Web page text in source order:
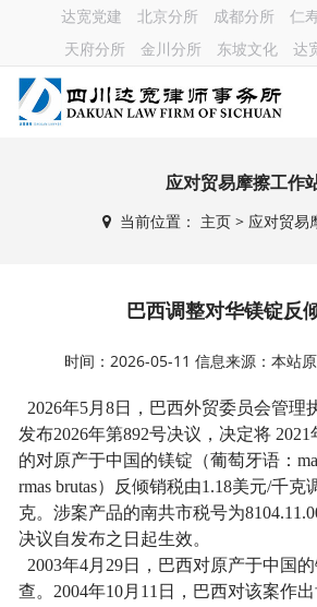
达宽党建 北京分所 成都分所 仁
天府分所
金川分所 东坡文化 达
应对贸易摩擦工作
当前位置： 主页> 应对贸易
巴西调整对华镁锭反
时间：2026-05-11 信息来源：本站
2026年5月8日，巴西外贸委员会管理
发布2026年第892号决议，决定将 2021
的对原产于中国的镁锭（葡萄牙语：
rmas brutas）反倾销税由1.18美元/千克
克。涉案产品的南共市税号为
决议自发布之日起生效。
2003年4月 29日，巴西对原产于中国
查。 2004年10月 11 日，巴西对该案作